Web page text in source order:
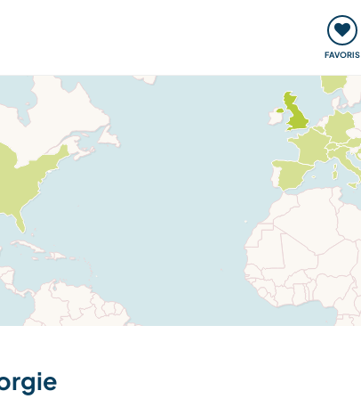
FAVORIS
Voyager, apprendre